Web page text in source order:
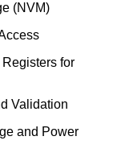
(NVM)
for
Validation
and Power